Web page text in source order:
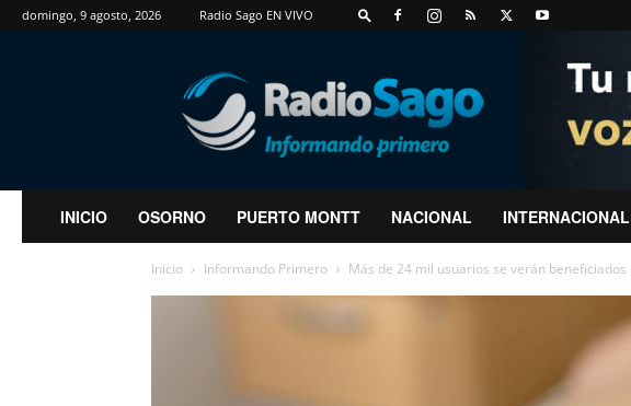
domingo, 9 agosto, 2026 Radio Sago EN VIVO
RadioSago
INICIO OSORNO PUERTO MONTT NACIONAL INTERNACIONAL
Inicio Informando Primero Más de 24 mil usuarios se verán